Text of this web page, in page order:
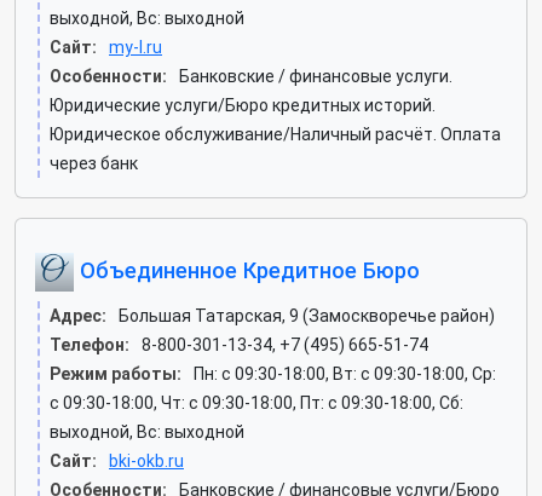
выходной, Вс: выходной
Сайт:
my-l.ru
Особенности:
Банковские / финансовые услуги.
Юридические услуги/Бюро кредитных историй.
Юридическое обслуживание/Наличный расчёт. Оплата
через банк
Объединенное Кредитное Бюро
Адрес:
Большая Татарская, 9 (Замоскворечье район)
Телефон:
8-800-301-13-34, +7 (495) 665-51-74
Режим работы:
Пн: c 09:30-18:00, Вт: c 09:30-18:00, Ср:
c 09:30-18:00, Чт: c 09:30-18:00, Пт: c 09:30-18:00, Сб:
выходной, Вс: выходной
Сайт:
bki-okb.ru
Особенности:
Банковские / финансовые услуги/Бюро